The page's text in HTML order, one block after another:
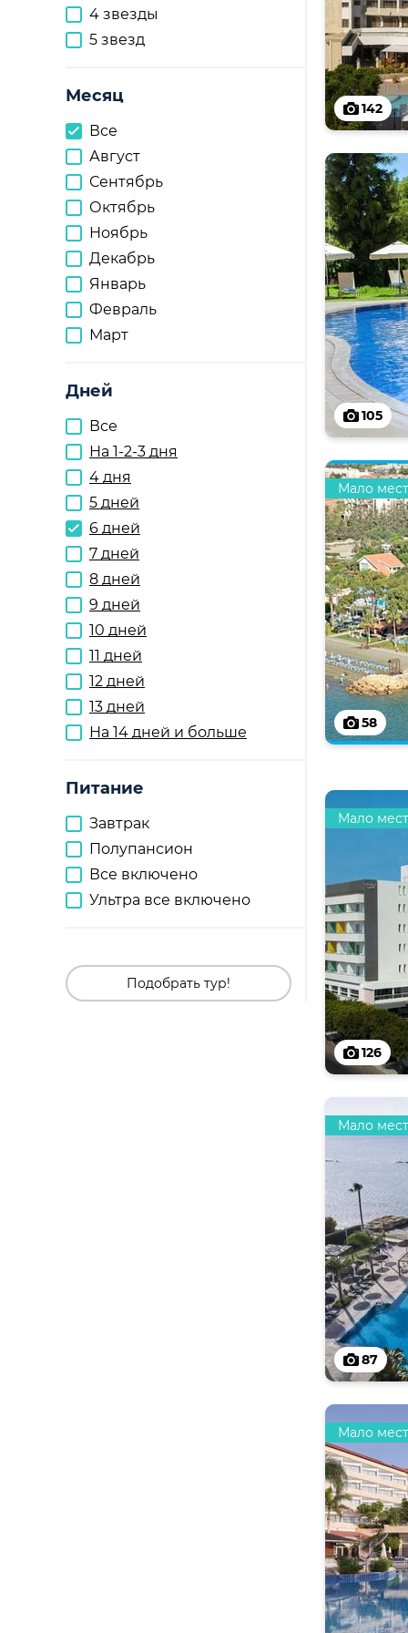
4 звезды
5 звезд
Месяц
Все
Август
Сентябрь
Октябрь
Ноябрь
Декабрь
Январь
Февраль
Март
Дней
Все
На 1-2-3 дня
4 дня
5 дней
6 дней
7 дней
8 дней
9 дней
10 дней
11 дней
12 дней
13 дней
На 14 дней и больше
Питание
Завтрак
Полупансион
Все включено
Ультра все включено
Подобрать тур!
142
105
58
Мало мест
126
Мало мест
87
Мало мест
Мало мест